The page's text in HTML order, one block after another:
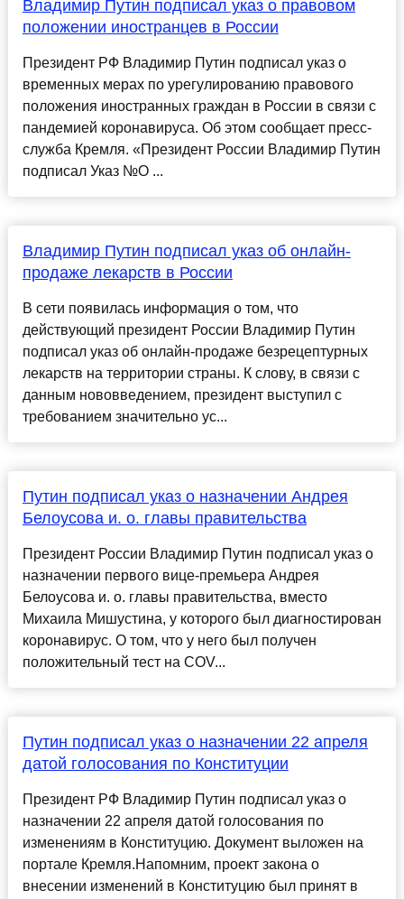
Владимир Путин подписал указ о правовом
положении иностранцев в России
Президент РФ Владимир Путин подписал указ о
временных мерах по урегулированию правового
положения иностранных граждан в России в связи с
пандемией коронавируса. Об этом сообщает пресс-
служба Кремля. «Президент России Владимир Путин
подписал Указ №О ...
Владимир Путин подписал указ об онлайн-
продаже лекарств в России
В сети появилась информация о том, что
действующий президент России Владимир Путин
подписал указ об онлайн-продаже безрецептурных
лекарств на территории страны. К слову, в связи с
данным нововведением, президент выступил с
требованием значительно ус...
Путин подписал указ о назначении Андрея
Белоусова и. о. главы правительства
Президент России Владимир Путин подписал указ о
назначении первого вице-премьера Андрея
Белоусова и. о. главы правительства, вместо
Михаила Мишустина, у которого был диагностирован
коронавирус. О том, что у него был получен
положительный тест на COV...
Путин подписал указ о назначении 22 апреля
датой голосования по Конституции
Президент РФ Владимир Путин подписал указ о
назначении 22 апреля датой голосования по
изменениям в Конституцию. Документ выложен на
портале Кремля.Напомним, проект закона о
внесении изменений в Конституцию был принят в